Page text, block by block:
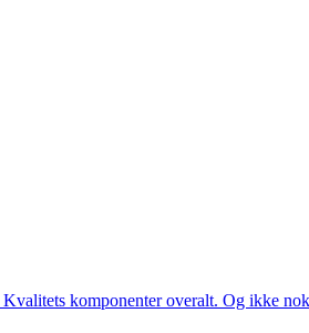
komponenter overalt. Og ikke